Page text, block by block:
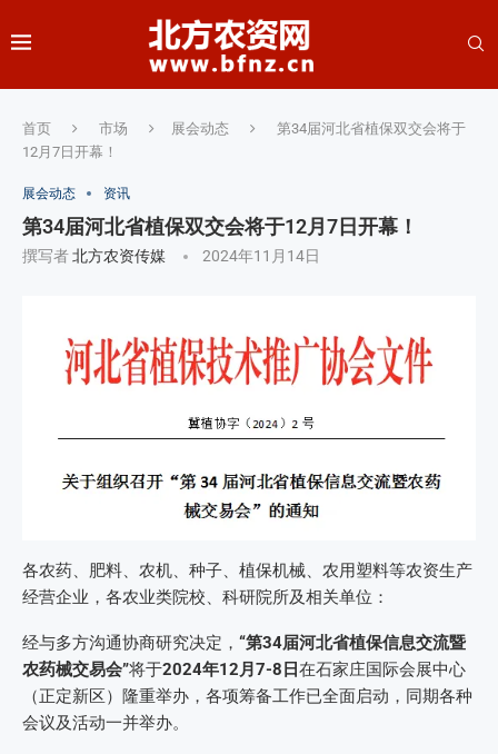
首页 市场 展会动态
第34届河北省植保双交会将于
12月7日开幕！
展会动态 资讯
第34届河北省植保双交会将于12月7日开幕！
撰写者北方农资传媒 2024年11月14日
各农药、肥料、农机、种子、植保机械、农用塑料等农资生产
经营企业，各农业类院校、科研院所及相关单位：
经与多方沟通协商研究决定， “第34届河北省植保信息交流暨
农药械交易会”将于2024年12月7-8日在石家庄国际会展中心
（正定新区）隆重举办，各项筹备工作已全面启动，同期各种
会议及活动一并举办。